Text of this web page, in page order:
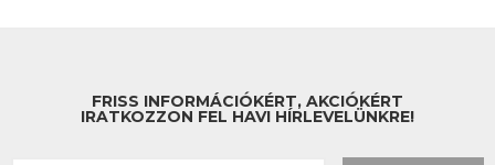
FRISS INFORMÁCIÓKÉRT, AKCIÓKÉRT
IRATKOZZON FEL HAVI HÍRLEVELÜNKRE!